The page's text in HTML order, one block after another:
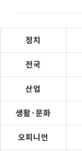
정치
전국
산업
생활·문화
오피니언